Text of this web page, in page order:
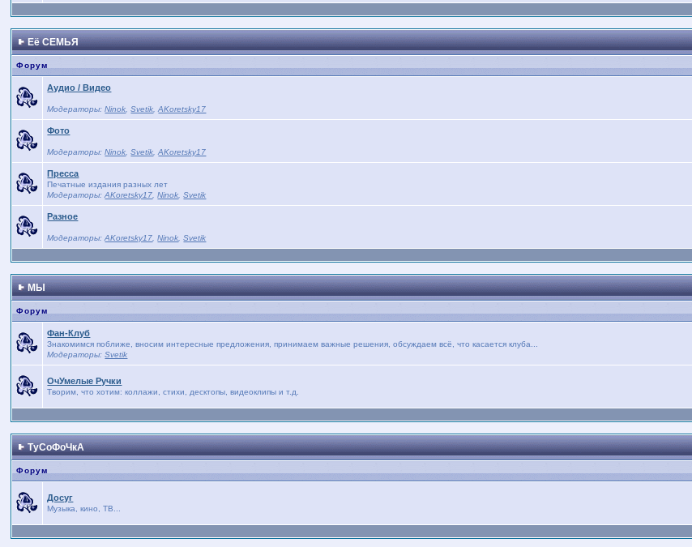
Её СЕМЬЯ
Форум
Аудио / Видео
Модераторы:Ninok ,Svetik ,AKoretsky17
Фото
Модераторы:Ninok ,Svetik ,AKoretsky17
Пресса
Печатные издания разных лет
Модераторы:AKoretsky17 ,Ninok ,Svetik
Разное
Модераторы:AKoretsky17 ,Ninok ,Svetik
МЫ
Форум
Фан-Клуб
Знакомимся поближе, вносим интересные предложения, принимаем важные решения, обсуждаем всё, что касается клуба...
Модераторы:Svetik
ОчУмелые Ручки
Творим, что хотим: коллажи, стихи, десктопы, видеоклипы и т.д.
ТуСоФоЧкА
Форум
Досуг
Музыка, кино, ТВ...